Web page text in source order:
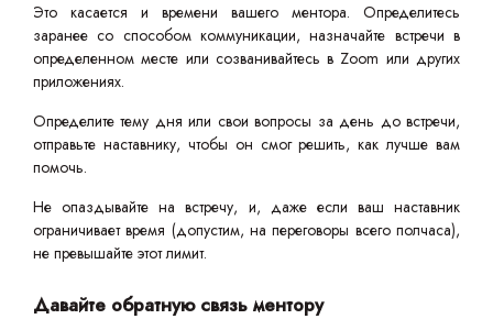
Это касается и времени вашего ментора. Определитесь
заранее со способом коммуникации, назначайте встречи в
определенном месте или созванивайтесь в Zoom или других
приложениях.
Определите тему дня или свои вопросы за день до встречи,
отправьте наставнику, чтобы он смог решить, как лучше вам
помочь.
Не опаздывайте на встречу, и, даже если ваш наставник
ограничивает время (допустим, на переговоры всего полчаса),
не превышайте этот лимит.
Давайте обратную связь ментору